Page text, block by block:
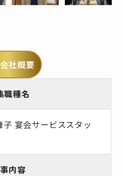
社概要
職種名
宴会サービススタッ
内容